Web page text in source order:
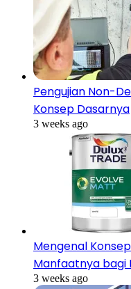
Pengujian Non-
Konsep Dasarnya
3 weeks ago
Mengenal
Manfaatnya bagi
3 weeks ago